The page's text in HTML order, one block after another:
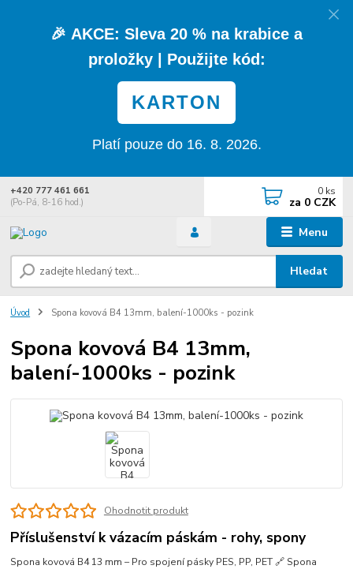
🎉 AKCE: Sleva 20 % na krabice a
proložky| Použijte kód:
KARTON
Platí pouze do 16. 8. 2026.
Menu
Hledat
+420 777 461 661
(Po-Pá, 8-16 hod.)
0 ks
za 0 CZK
Úvod Spona kovová B4 13mm, balení-1000ks - pozink
Spona kovová B4 13mm,
balení-1000ks - pozink
Ohodnotit produkt
Příslušenství k vázacím páskám - rohy, spony
Spona kovová B4 13 mm – Pro spojení pásky PES, PP, PET 🔗 Spona